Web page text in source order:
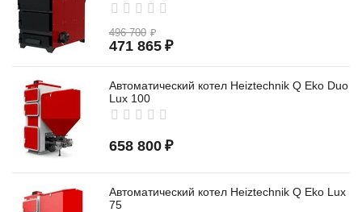
496 700 ₽
471 865 ₽
Автоматический котел Heiztechnik Q Eko Duo
Lux 100
658 800 ₽
Автоматический котел Heiztechnik Q Eko Lux
75